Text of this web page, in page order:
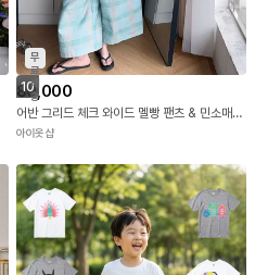
10
무
료
배
송
80,000
어반 그리드 체크 와이드 멜빵 팬츠 & 민소매 세트 R17263
아이옷샵